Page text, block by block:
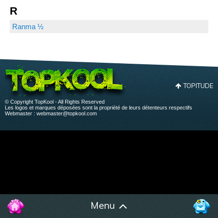
Menu
R
Ranma ½
TOPITUDE
© Copyright TopKool - All Rights Reserved
Les logos et marques déposées sont la propriété de leurs détenteurs respectifs
Webmaster : webmaster@topkool.com